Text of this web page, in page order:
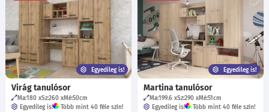
Egyedileg is!
Virág tanulósor
Ma:180 Sz:260 Mé:50cm
Egyedileg is!
Több mint 40 féle szín!
Egyedileg is!
Martina tanulósor
Ma:199.6 Sz:290 Mé:51cm
Egyedileg is!
Több mint 40 féle szín!